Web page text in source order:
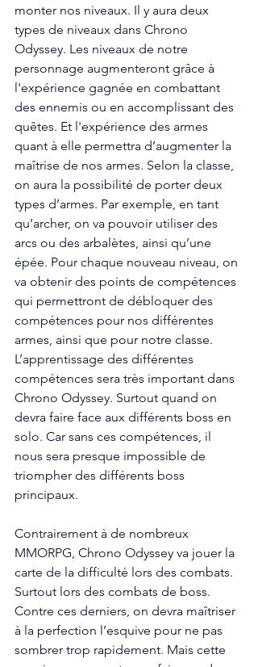
monter nos niveaux. Il y aura deux
types de niveaux dans Chrono
Odyssey. Les niveaux de notre
personnage augmenteront grâce à
l'expérience gagnée en combattant
des ennemis ou en accomplissant des
quêtes. Et l'expérience des armes
quant à elle permettra d’augmenter la
maîtrise de nos armes. Selon la classe,
on aura la possibilité de porter deux
types d’armes. Par exemple, en tant
qu’archer, on va pouvoir utiliser des
arcs ou des arbalètes, ainsi qu’une
épée. Pour chaque nouveau niveau, on
va obtenir des points de compétences
qui permettront de débloquer des
compétences pour nos différentes
armes, ainsi que pour notre classe.
L’apprentissage des différentes
compétences sera très important dans
Chrono Odyssey. Surtout quand on
devra faire face aux différents boss en
solo. Car sans ces compétences, il
nous sera presque impossible de
triompher des différents boss
principaux.
Contrairement à de nombreux
MMORPG, Chrono Odyssey va jouer la
carte de la difficulté lors des combats.
Surtout lors des combats de boss.
Contre ces derniers, on devra maîtriser
à la perfection l’esquive pour ne pas
sombrer trop rapidement. Mais cette